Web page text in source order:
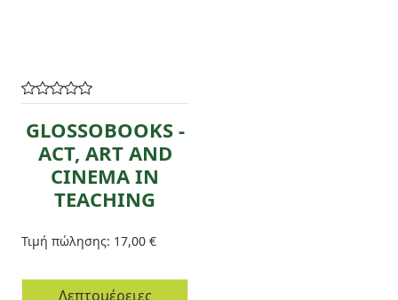
GLOSSOBOOKS -
ACT, ART AND
CINEMA IN
TEACHING
Τιμή πώλησης: 17,00 €
Λεπτομέρειες